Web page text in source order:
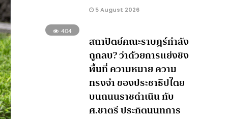
5 August 2026
404
สถาปัตย์คณะราษฎร์กำลัง
ถูกลบ? ว่าด้วยการแย่งชิง
พื้นที่ ความหมาย ความ
ทรงจำ ของประชาธิปไตย
บนถนนราชดำเนิน กับ
ศ.ชาตรี ประกิตนนทการ